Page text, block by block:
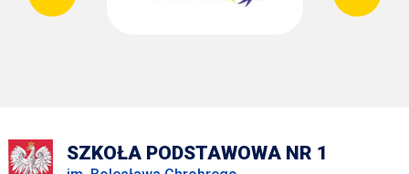
SZKOŁA PODSTAWOWA NR 1